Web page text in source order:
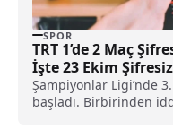
SPOR
TRT 1’de 2 Maç
İşte 23 Ekim
Şampiyonlar Ligi’nde
başladı. Birbirinden